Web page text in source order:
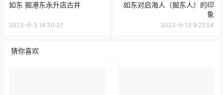
如东 掘港东永升店古井
2023-6-3 16:30:27
如东对启海人（掘东人）的印
象
2023-6-12 9:22:54
猜你喜欢